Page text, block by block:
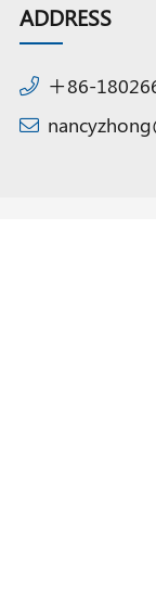
ADDRESS
＋86-